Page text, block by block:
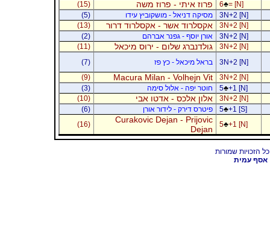
6♣= [N] פרוז איתי - פרוז משה
(15)
3N+2 [N]
מסיקה דניאל - מושקוביץ עידו
(5)
3N+2 [N]
אקסלרוד אשר - אקסלרוד דרור
(13)
3N+2 [N]
אורן יוסף - גפנר אברהם
(2)
3N+2 [N]
גולדנברג שלום - ירוס מיכאל
(11)
3N+2 [N]
בראל מיכאל - כץ פז
(7)
3N+2 [N]
Macura Milan - Volhejn Vit
(9)
5♣+1 [N] חוטר יפה - אלול סימה
(3)
3N+2 [N]
אלון אלכס - אדטו אבי
(10)
5♣+1 [S] פיטרס דירק - לידור אורן
(6)
5♣+1 [N]
Curakovic Dejan - Prijovic
Dejan
(16)
אסף עמית